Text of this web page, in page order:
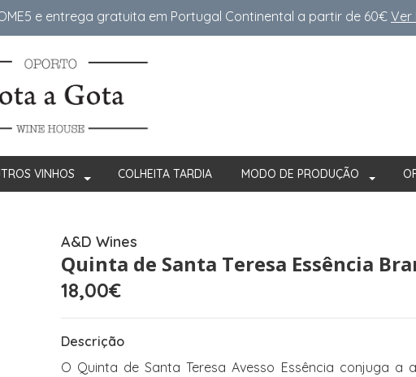
e entrega gratuita em Portugal Continental a partir de 60€Ver
VINHOS COLHEITA TARDIA MODO DE PRODUÇÃO
A&D Wines
Quinta de Santa Teresa Essência
18,00€
Descrição
O Quinta de Santa Teresa Avesso Essência conjuga a